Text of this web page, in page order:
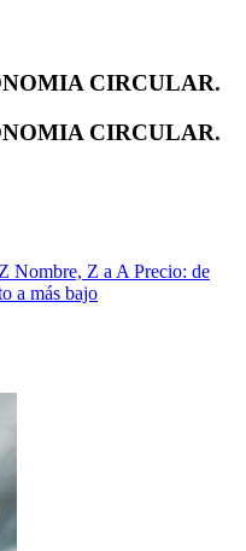
CIRCULAR.
CIRCULAR.
Nombre, Z a A Precio: de
a más bajo